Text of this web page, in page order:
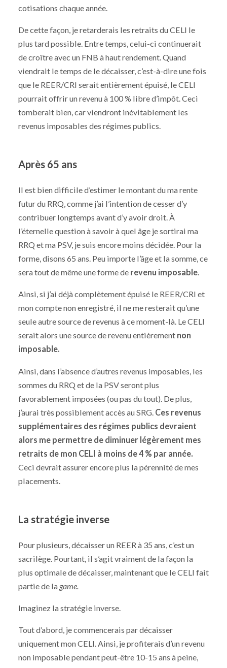
cotisations chaque année.
De cette façon, je retarderais les retraits du CELI le
plus tard possible. Entre temps, celui-ci continuerait
de croître avec un FNB à haut rendement. Quand
viendrait le temps de le décaisser, c’est-à-dire une fois
que le REER/CRI serait entièrement épuisé, le CELI
pourrait offrir un revenu à 100 % libre d’impôt. Ceci
tomberait bien, car viendront inévitablement les
revenus imposables des régimes publics.
Après 65 ans
Il est bien difficile d’estimer le montant du ma rente
futur du RRQ, comme j’ai l’intention de cesser d’y
contribuer longtemps avant d’y avoir droit. À
l’éternelle question à savoir à quel âge je sortirai ma
RRQ et ma PSV, je suis encore moins décidée. Pour la
forme, disons 65 ans. Peu importe l’âge et la somme, ce
sera tout de même une forme de revenu imposable.
Ainsi, si j’ai déjà complètement épuisé le REER/CRI et
mon compte non enregistré, il ne me resterait qu’une
seule autre source de revenus à ce moment-là. Le CELI
serait alors une source de revenu entièrement non
imposable.
Ainsi, dans l’absence d’autres revenus imposables, les
sommes du RRQ et de la PSV seront plus
favorablement imposées (ou pas du tout). De plus,
j’aurai très possiblement accès au SRG. Ces revenus
supplémentaires des régimes publics devraient
alors me permettre de diminuer légèrement mes
retraits de mon CELI à moins de 4 % par année.
Ceci devrait assurer encore plus la pérennité de mes
placements.
La stratégie inverse
Pour plusieurs, décaisser un REER à 35 ans, c’est un
sacrilège. Pourtant, il s’agit vraiment de la façon la
plus optimale de décaisser, maintenant que le CELI fait
partie de la game.
Imaginez la stratégie inverse.
Tout d’abord, je commencerais par décaisser
uniquement mon CELI. Ainsi, je profiterais d’un revenu
non imposable pendant peut-être 10-15 ans à peine,